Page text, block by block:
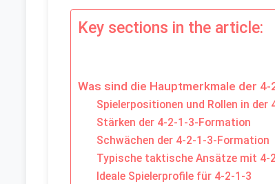
Key sections in the article:
Was sind die Hauptmerkmale der
Spielerpositionen und Rollen in der
Stärken der 4-2-1-3-Formation
Schwächen der 4-2-1-3-Formation
Typische taktische Ansätze mit 4-
Ideale Spielerprofile für 4-2-1-3